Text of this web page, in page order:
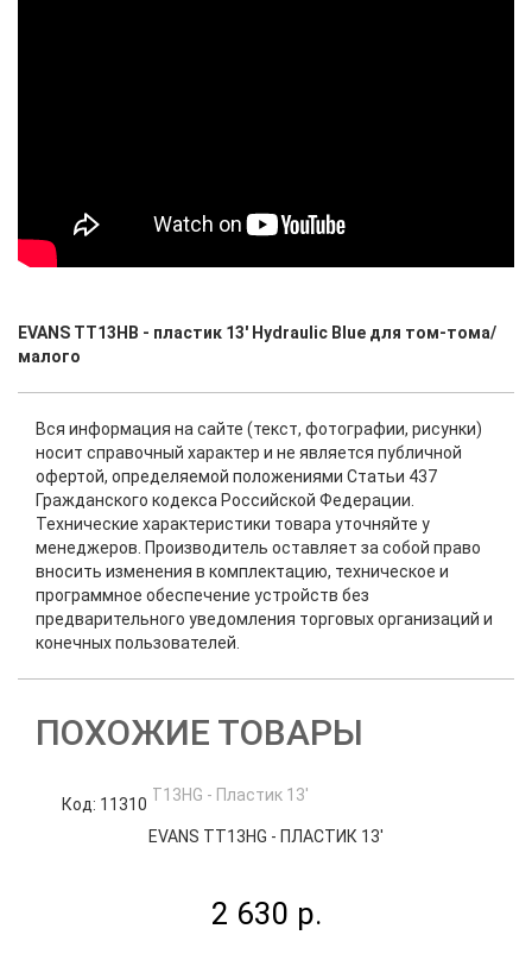
EVANS TT13HB - пластик 13' Hydraulic Blue для том-тома/
малого
Вся информация на сайте (текст, фотографии, рисунки)
носит справочный характер и не является публичной
офертой, определяемой положениями Статьи 437
Гражданского кодекса Российской Федерации.
Технические характеристики товара уточняйте у
менеджеров. Производитель оставляет за собой право
вносить изменения в комплектацию, техническое и
программное обеспечение устройств без
предварительного уведомления торговых организаций и
конечных пользователей.
ПОХОЖИЕ ТОВАРЫ
Код: 11310
EVANS TT13HG - ПЛАСТИК 13'
2 630 р.